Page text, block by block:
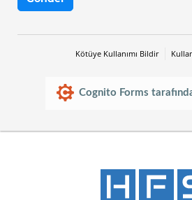
Kötüye Kullanımı Bildir
Cognito Forms